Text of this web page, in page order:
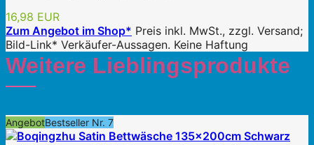
16,98 EUR
Zum Angebot im Shop* Preis inkl. MwSt., zzgl. Versand;
Bild-Link* Verkäufer-Aussagen. Keine Haftung
Weitere Lieblingsprodukte
AngebotBestseller Nr. 7